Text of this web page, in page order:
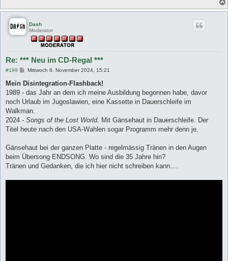
Dash
Moderator
Re: *** Neu im CD-Regal ***
#199
B
i
r
a
Mittwoch 6. November 2024, 15:21
Mein Disintegration-Flashback!
1989 - das Jahr an dem ich meine Ausbildung begonnen habe, davor
noch Urlaub im Jugoslawien, eine Kassette in Dauerschleife im
Walkman.
2024 - Songs of the Lost World. Mit Gänsehaut in Dauerschleife. Der
Titel heute nach den USA-Wahlen sogar Programm mehr denn je.
Gänsehaut bei der ganzen Platte - regelmässig Tränen in den Augen
beim Übersong ENDSONG. Wo sind die 35 Jahre hin?
Tränen und Gedanken, die ich hier nicht schreiben kann....